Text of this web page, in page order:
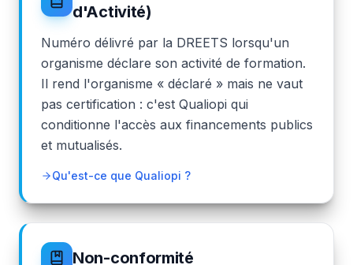
d'Activité)
Numéro délivré par la DREETS lorsqu'un
organisme déclare son activité de formation.
Il rend l'organisme « déclaré » mais ne vaut
pas certification : c'est Qualiopi qui
conditionne l'accès aux financements publics
et mutualisés.
Qu'est-ce que Qualiopi ?
Non-conformité